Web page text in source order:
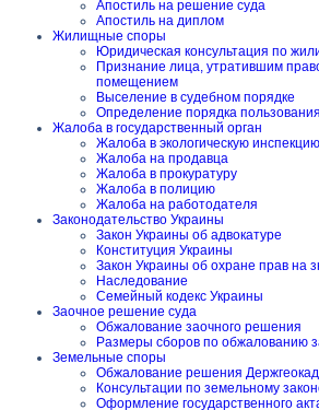
Апостиль на решение суда
Апостиль на диплом
Жилищные споры
Юридическая консультация по
Признание лица, утратившим
помещением
Выселение в судебном порядке
Определение порядка
Жалоба в государственный орган
Жалоба в экологическую инспекцию
Жалоба на продавца
Жалоба в прокуратуру
Жалоба в полицию
Жалоба на работодателя
Законодательство Украины
Закон Украины об адвокатуре
Конституция Украины
Закон Украины об охране прав на
Наследование
Семейный кодекс Украины
Заочное решение суда
Обжалование заочного решения
Размеры сборов по обжалованию
Земельные споры
Обжалование решения
Консультации по земельному
Оформление государственного